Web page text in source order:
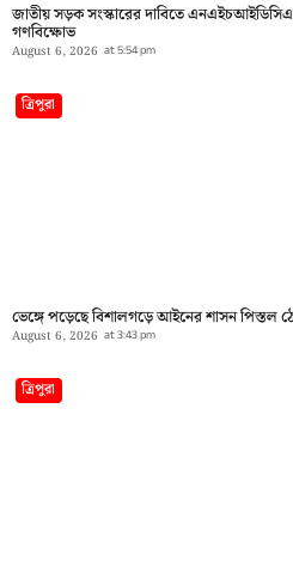
জাতীয় সড়ক সংস্কারের দাবিতে
গণবিক্ষোভ
August 6, 2026 at5:54 pm
ত্রিপুরা
ভেঙ্গে পড়েছে বিশালগড়ে আইনের শাসন পিস্তল
August 6, 2026 at3:43 pm
ত্রিপুরা